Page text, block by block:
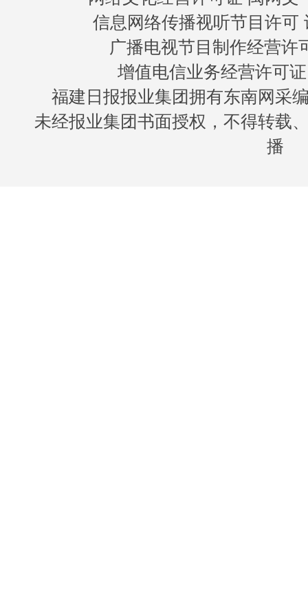
信息网络传播视听节目许可
广播电视节目制作经营许
增值电信业务经营许可
福建日报报业集团拥有东南网采
未经报业集团书面授权，不得转载
播